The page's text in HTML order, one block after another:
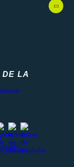
DE LA
stravayoutube